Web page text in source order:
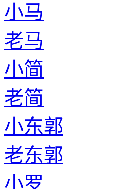
小马
老马
小简
老简
小东郭
老东郭
小罗